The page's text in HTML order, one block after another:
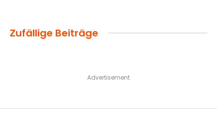
Zufällige Beiträge
Advertisement